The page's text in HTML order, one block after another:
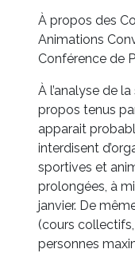
À propos des
Animations
Conférence de
À l’analyse de
propos tenus
apparait
interdisent
sportives et
prolongées, à
janvier. De
(cours
personnes